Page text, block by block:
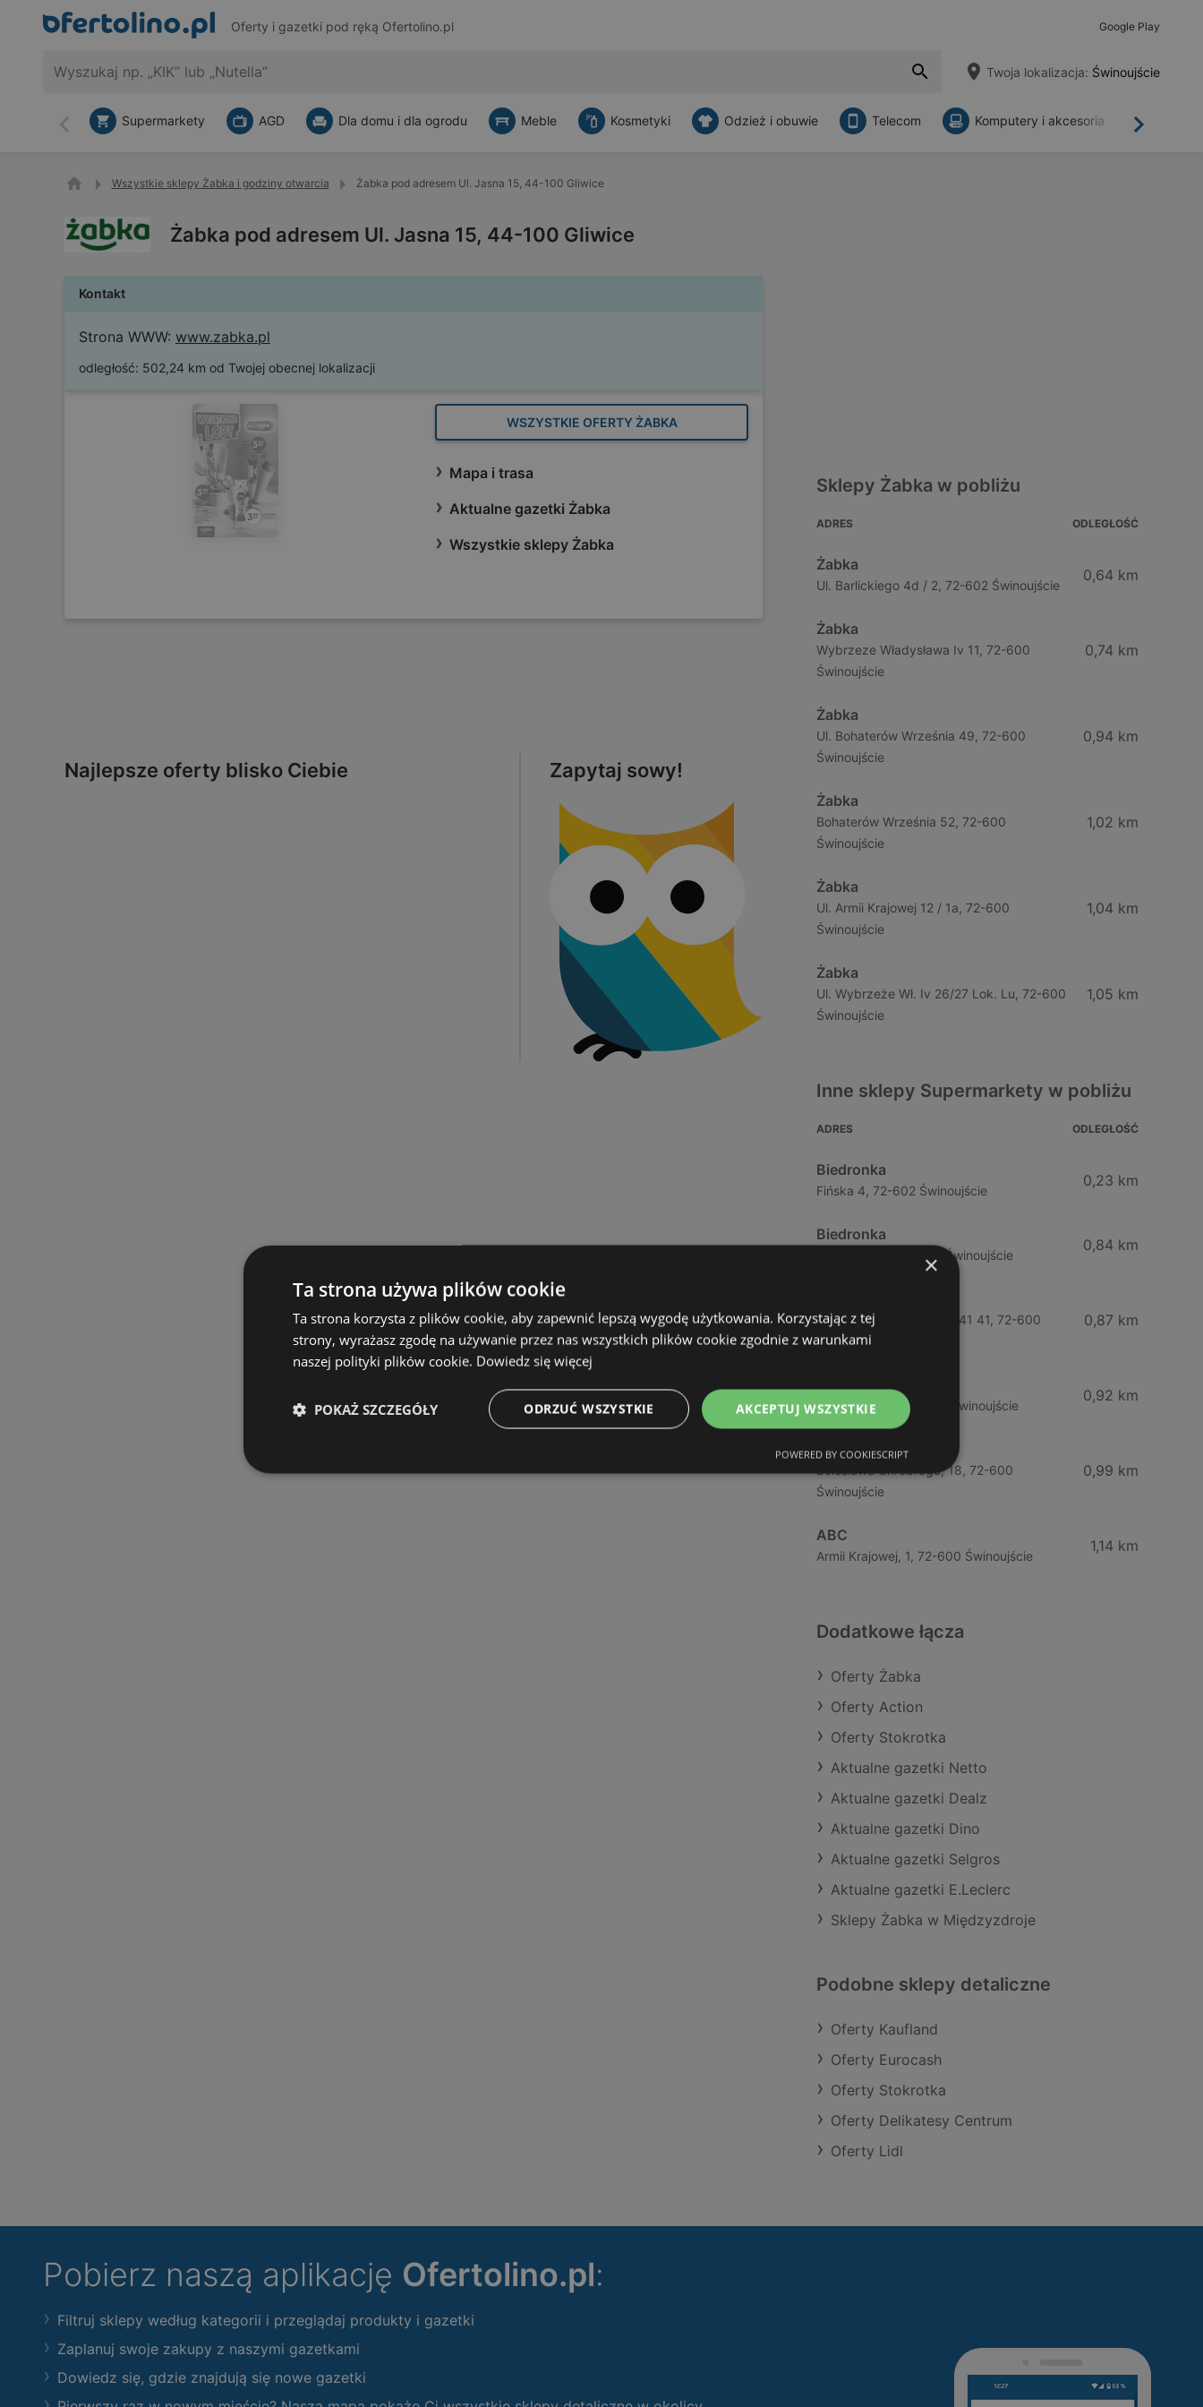
Oferty i gazetki pod ręką Ofertolino.pl Google Play
Twoja lokalizacja: Świnoujście
Wstecz Dalej
Supermarkety AGD Dla domu i dla ogrodu Meble Kosmetyki Odzież i obuwie Telecom Komputery i akcesoria
Wszystkie sklepy Żabka i godziny otwarcia Żabka pod adresem Ul. Jasna 15, 44-100 Gliwice
Żabka pod adresem Ul. Jasna 15, 44-100 Gliwice
Kontakt
Strona WWW: www.zabka.pl
odległość: 502,24 km od Twojej obecnej lokalizacji
WSZYSTKIE OFERTY ŻABKA
Mapa i trasa
Aktualne gazetki Żabka
Wszystkie sklepy Żabka
Najlepsze oferty blisko Ciebie Zapytaj sowy!
Sklepy Żabka w pobliżu
ADRES ODLEGŁOŚĆ
Żabka
Ul. Barlickiego 4d / 2, 72-602 Świnoujście
0,64 km
Żabka
Wybrzeze Władysława Iv 11, 72-600
Świnoujście
0,74 km
Żabka
Ul. Bohaterów Września 49, 72-600
Świnoujście
0,94 km
Żabka
Bohaterów Września 52, 72-600
Świnoujście
1,02 km
Żabka
Ul. Armii Krajowej 12 / 1a, 72-600
Świnoujście
1,04 km
Żabka
Ul. Wybrzeże Wł. Iv 26/27 Lok. Lu, 72-600
Świnoujście
1,05 km
Inne sklepy Supermarkety w pobliżu
ADRES ODLEGŁOŚĆ
Biedronka
Fińska 4, 72-602 Świnoujście
0,23 km
Biedronka
Chrobrego 9, 72-600 Świnoujście
0,84 km
Ul. Bohaterów Września 41 41, 72-600
Świnoujście
0,87 km
ABC
Barlickiego, 4, 72-600 Świnoujście
0,92 km
ABC
Bolesława Chrobrego, 18, 72-600
Świnoujście
0,99 km
ABC
Armii Krajowej, 1, 72-600 Świnoujście
1,14 km
Dodatkowe łącza
Oferty Żabka
Oferty Action
Oferty Stokrotka
Aktualne gazetki Netto
Aktualne gazetki Dealz
Aktualne gazetki Dino
Aktualne gazetki Selgros
Aktualne gazetki E.Leclerc
Sklepy Żabka w Międzyzdroje
Podobne sklepy detaliczne
Oferty Kaufland
Oferty Eurocash
Oferty Stokrotka
Oferty Delikatesy Centrum
Oferty Lidl
Pobierz naszą aplikację Ofertolino.pl:
Filtruj sklepy według kategorii i przeglądaj produkty i gazetki
Zaplanuj swoje zakupy z naszymi gazetkami
Dowiedz się, gdzie znajdują się nowe gazetki
×
Ta strona używa plików cookie
Ta strona korzysta z plików cookie, aby zapewnić lepszą wygodę użytkowania. Korzystając z tej
strony, wyrażasz zgodę na używanie przez nas wszystkich plików cookie zgodnie z warunkami
naszej polityki plików cookie. Dowiedz się więcej
AKCEPTUJ WSZYSTKIE
ODRZUĆ WSZYSTKIE
POKAŻ SZCZEGÓŁY
POWERED BY COOKIESCRIPT